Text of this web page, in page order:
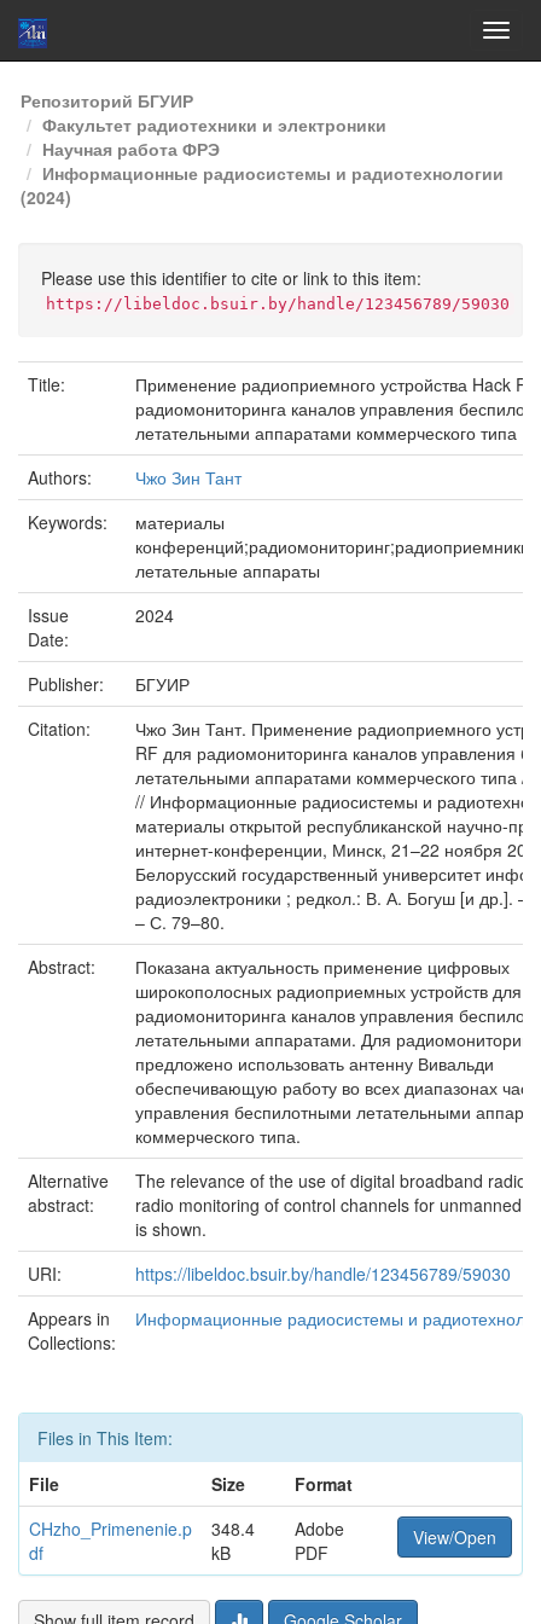
Skip
navigation
Репозиторий БГУИР
Факультет радиотехники и электроники
Научная работа ФРЭ
Информационные радиосистемы и радиотехнологии
(2024)
Please use this identifier to cite or link to this item:
https://libeldoc.bsuir.by/handle/123456789/59030
Title:
Применение радиоприемного устройства Hack
радиомониторинга каналов управления
летательными аппаратами коммерческого типа
Authors:
Чжо Зин Тант
Keywords:
материалы
летательные аппараты
Issue
Date:
2024
Publisher:
БГУИР
Citation:
Чжо Зин Тант. Применение радиоприемного
RF для радиомониторинга каналов управления
летательными аппаратами коммерческого типа /
// Информационные радиосистемы и
материалы открытой республиканской научно-
интернет-конференции, Минск, 21–22 ноября
Белорусский государственный университет
радиоэлектроники ; редкол.: В. А. Богуш [и др.]. –
– С. 79–80.
Abstract:
Показана актуальность применение цифровых
широкополосных радиоприемных устройств для
радиомониторинга каналов управления
летательными аппаратами. Для
предложено использовать антенну Вивальди
обеспечивающую работу во всех диапазонах
управления беспилотными летательными
коммерческого типа.
Alternative
abstract:
The relevance of the use of digital broadband radio
radio monitoring of control channels for unmanned
is shown.
URI:
https://libeldoc.bsuir.by/handle/123456789/59030
Appears in
Collections:
Информационные радиосистемы и
Files in This Item:
File
Size
Format
CHzho_Primenenie.p
df
348.4
kB
Adobe
PDF
View/Open